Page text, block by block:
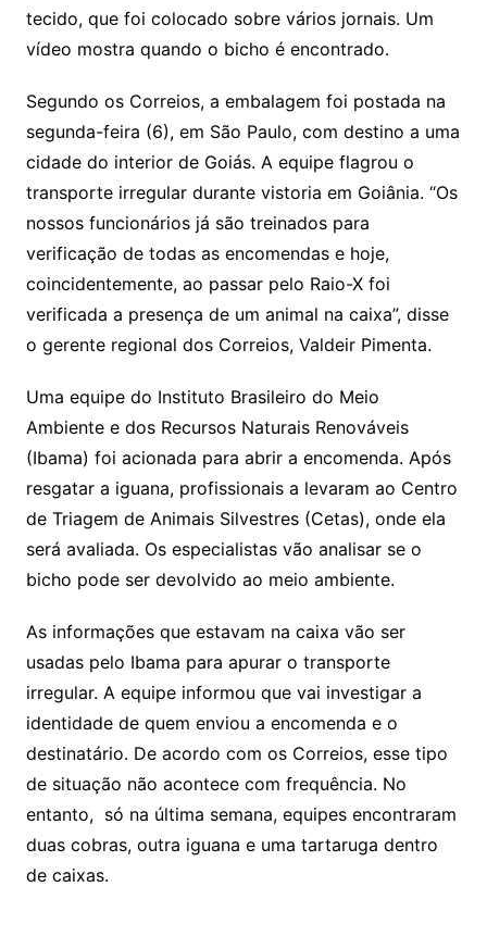
tecido, que foi colocado sobre vários jornais. Um
vídeo mostra quando o bicho é encontrado.
Segundo os Correios, a embalagem foi postada na
segunda-feira (6), em São Paulo, com destino a uma
cidade do interior de Goiás. A equipe flagrou o
transporte irregular durante vistoria em Goiânia. “Os
nossos funcionários já são treinados para
verificação de todas as encomendas e hoje,
coincidentemente, ao passar pelo Raio-X foi
verificada a presença de um animal na caixa”, disse
o gerente regional dos Correios, Valdeir Pimenta.
Uma equipe do Instituto Brasileiro do Meio
Ambiente e dos Recursos Naturais Renováveis
(Ibama) foi acionada para abrir a encomenda. Após
resgatar a iguana, profissionais a levaram ao Centro
de Triagem de Animais Silvestres (Cetas), onde ela
será avaliada. Os especialistas vão analisar se o
bicho pode ser devolvido ao meio ambiente.
As informações que estavam na caixa vão ser
usadas pelo Ibama para apurar o transporte
irregular. A equipe informou que vai investigar a
identidade de quem enviou a encomenda e o
destinatário. De acordo com os Correios, esse tipo
de situação não acontece com frequência. No
entanto, só na última semana, equipes encontraram
duas cobras, outra iguana e uma tartaruga dentro
de caixas.